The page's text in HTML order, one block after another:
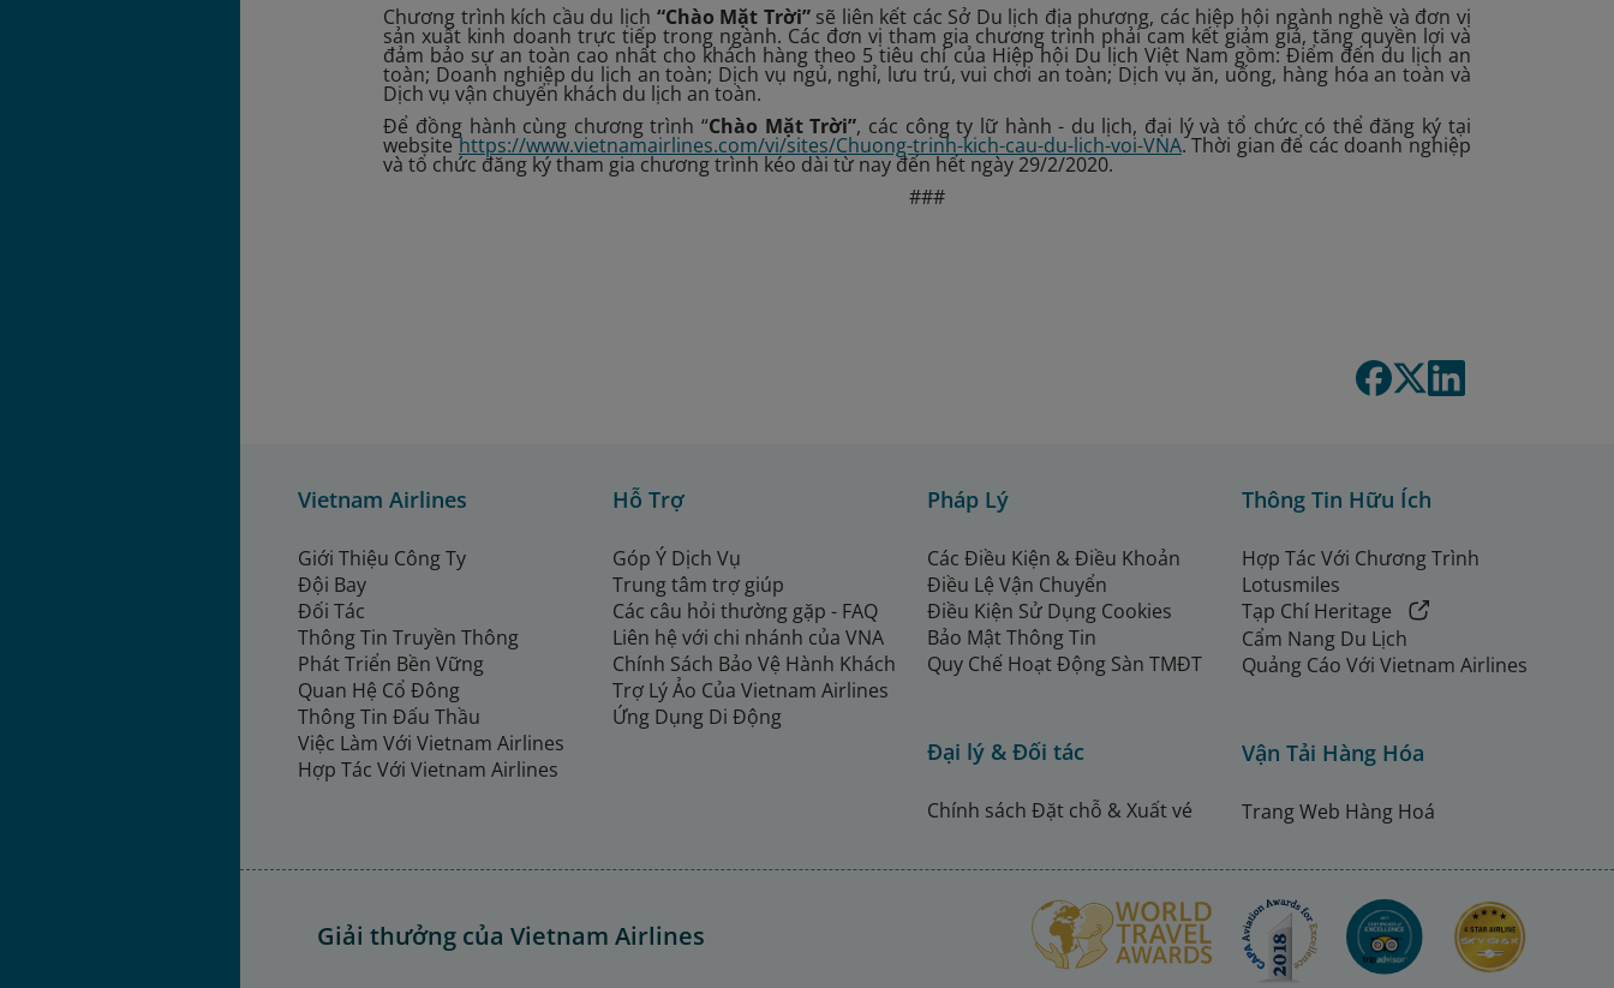
Chương trình kích cầu du lịch “Chào Mặt Trời”sẽ liên kết các Sở Du lịch địa phương, các hiệp hội ngành nghề và đơn vị
sản xuất kinh doanh trực tiếp trong ngành. Các đơn vị tham gia chương trình phải cam kết giảm giá, tăng quyền lợi và
đảm bảo sự an toàn cao nhất cho khách hàng theo 5 tiêu chí của Hiệp hội Du lịch Việt Nam gồm: Điểm đến du lịch an
toàn; Doanh nghiệp du lịch an toàn; Dịch vụ ngủ, nghỉ, lưu trú, vui chơi an toàn; Dịch vụ ăn, uống, hàng hóa an toàn và
Dịch vụ vận chuyển khách du lịch an toàn.
Để đồng hành cùng chương trình “Chào Mặt Trời”, các công ty lữ hành - du lịch, đại lý và tổ chức có thể đăng ký tại
websitehttps://www.vietnamairlines.com/vi/sites/Chuong-trinh-kich-cau-du-lich-voi-VNA. Thời gian để các doanh nghiệp
và tổ chức đăng ký tham gia chương trình kéo dài từ nay đến hết ngày 29/2/2020.
###
Vietnam Airlines
Giới Thiệu Công Ty
Đội Bay
Đối Tác
Thông Tin Truyền Thông
Phát Triển Bền Vững
Quan Hệ Cổ Đông
Thông Tin Đấu Thầu
Việc Làm Với Vietnam Airlines
Hợp Tác Với Vietnam Airlines
Hỗ Trợ
Góp Ý Dịch Vụ
Trung tâm trợ giúp
Các câu hỏi thường gặp - FAQ
Liên hệ với chi nhánh của VNA
Chính Sách Bảo Vệ Hành Khách
Trợ Lý Ảo Của Vietnam Airlines
Ứng Dụng Di Động
Pháp Lý
Các Điều Kiện & Điều Khoản
Điều Lệ Vận Chuyển
Điều Kiện Sử Dụng Cookies
Bảo Mật Thông Tin
Quy Chế Hoạt Động Sàn TMĐT
Đại lý & Đối tác
Chính sách Đặt chỗ & Xuất vé
Thông Tin Hữu Ích
Hợp Tác Với Chương Trình
Lotusmiles
Tạp Chí Heritage
Cẩm Nang Du Lịch
Quảng Cáo Với Vietnam Airlines
Vận Tải Hàng Hóa
Trang Web Hàng Hoá
Giải thưởng của Vietnam Airlines